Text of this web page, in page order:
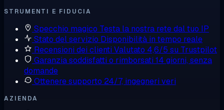
STRUMENTI E FIDUCIA
Specchio magico Testa la nostra rete dal tuo IP
Stato del servizio Disponibilità in tempo reale
Recensioni dei clienti Valutato 4,6/5 su Trustpilot
Garanzia soddisfatti o rimborsati 14 giorni, senza
domande
Ottenere supporto 24/7, ingegneri veri
AZIENDA